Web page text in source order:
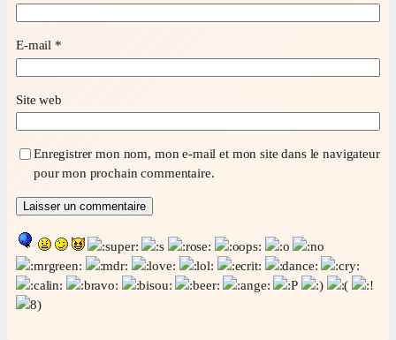
E-mail *
Site web
Enregistrer mon nom, mon e-mail et mon site dans le navigateur
pour mon prochain commentaire.